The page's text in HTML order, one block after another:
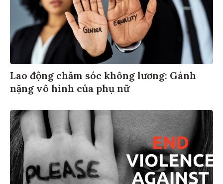
Lao động chăm sóc không lương: Gánh
nặng vô hình của phụ nữ